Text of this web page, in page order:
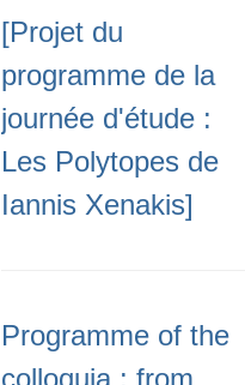
[Projet du
programme de la
journée d'étude :
Les Polytopes de
Iannis Xenakis]
Programme of the
colloquia : from